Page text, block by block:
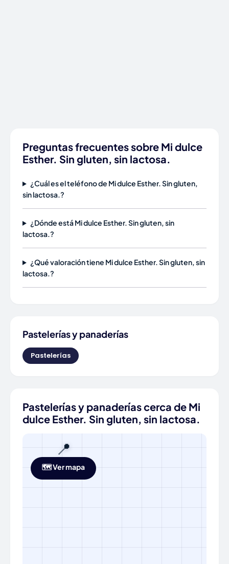
Preguntas frecuentes sobre Mi dulce
Esther. Sin gluten, sin lactosa.
¿Cuál es el teléfono de Mi dulce Esther. Sin gluten,
sin lactosa.?
¿Dónde está Mi dulce Esther. Sin gluten, sin
lactosa.?
¿Qué valoración tiene Mi dulce Esther. Sin gluten, sin
lactosa.?
Pastelerías y panaderías
Pastelerías
Pastelerías y panaderías cerca de Mi
dulce Esther. Sin gluten, sin lactosa.
📍
🗺️ Ver mapa